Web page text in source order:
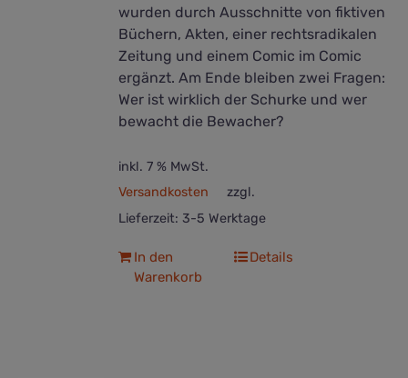
wurden durch Ausschnitte von fiktiven
Büchern, Akten, einer rechtsradikalen
Zeitung und einem Comic im Comic
ergänzt. Am Ende bleiben zwei Fragen:
Wer ist wirklich der Schurke und wer
bewacht die Bewacher?
inkl. 7 % MwSt.
zzgl.
Versandkosten
Lieferzeit: 3-5 Werktage
In den
Warenkorb
Details